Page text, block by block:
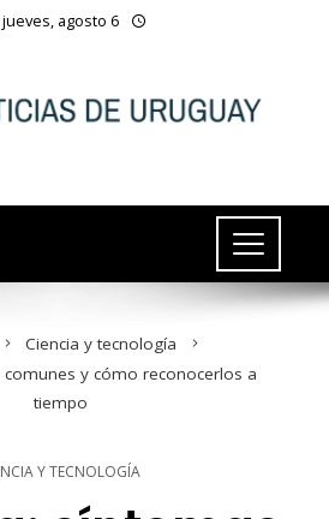
jueves, agosto 6
Ciencia y tecnología
y cómo reconocerlos a
tiempo
Y TECNOLOGÍA